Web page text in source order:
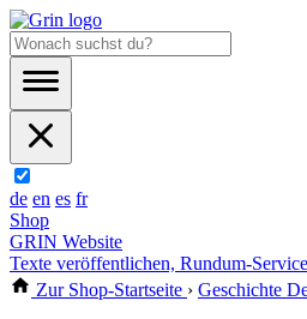
de en es fr
Shop
GRIN Website
Texte veröffentlichen, Rundum-
Zur Shop-Startseite › Geschichte